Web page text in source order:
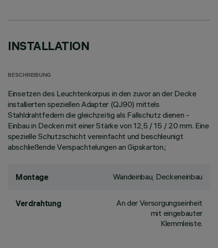
INSTALLATION
BESCHREIBUNG
Einsetzen des Leuchtenkorpus in den zuvor an der Decke
installierten speziellen Adapter (QJ90) mittels
Stahldrahtfedern die gleichzeitig als Fallschutz dienen -
Einbau in Decken mit einer Stärke von 12,5 / 15 / 20 mm. Eine
spezielle Schutzschicht vereinfacht und beschleunigt
abschließende Verspachtelungen an Gipskarton.;
Montage Wandeinbau, Deckeneinbau
Verdrahtung
An der Versorgungseinheit
mit eingebauter
Klemmleiste.